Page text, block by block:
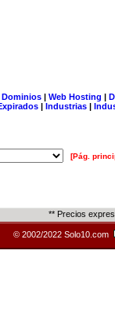
| Web Hosting |
| Industrias |
[Pág.
** Precios
© 2002/2022 Solo10.com